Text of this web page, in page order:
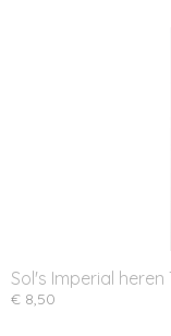
Sol's Imperial heren
€ 8,50